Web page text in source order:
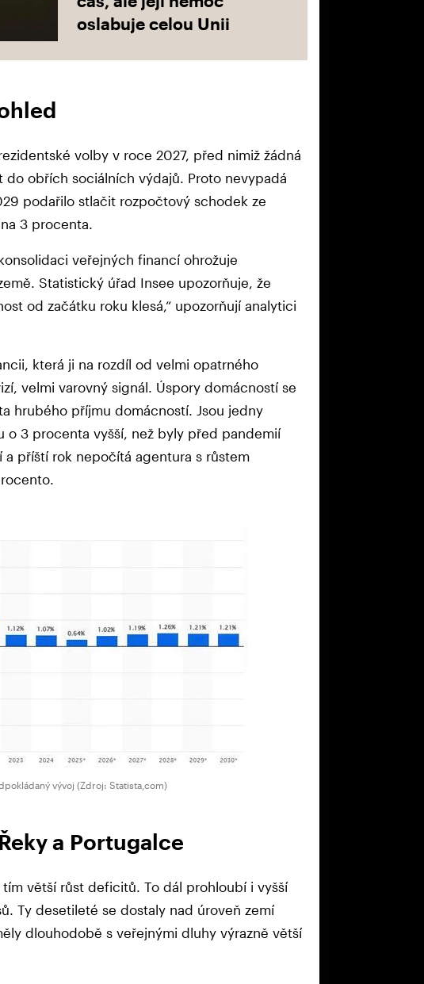
oslabuje celou Unii
volby v roce 2027, před nimiž žádná
do obřích sociálních výdajů. Proto nevypadá
podařilo stlačit rozpočtový schodek ze
3 procenta.
veřejných financí ohrožuje
Statistický úřad Insee upozorňuje, že
od začátku roku klesá,“ upozorňují analytici
která ji na rozdíl od velmi opatrného
velmi varovný signál. Úspory domácností se
hrubého příjmu domácností. Jsou jedny
o 3 procenta vyšší, než byly před pandemií
příští rok nepočítá agentura s růstem
vývoj (Zdroj: Statista,com)
a Portugalce
větší růst deficitů. To dál prohloubí i vyšší
Ty desetileté se dostaly nad úroveň zemí
dlouhodobě s veřejnými dluhy výrazně větší